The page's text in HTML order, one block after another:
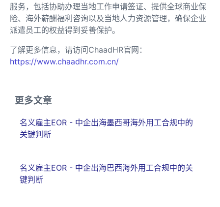
服务，包括协助办理当地工作申请签证、提供全球商业保
险、海外薪酬福利咨询以及当地人力资源管理，确保企业
派遣员工的权益得到妥善保护。
了解更多信息，请访问ChaadHR官网：
https://www.chaadhr.com.cn/
更多文章
名义雇主EOR - 中企出海墨西哥海外用工合规中的
关键判断
名义雇主EOR - 中企出海巴西海外用工合规中的关
键判断